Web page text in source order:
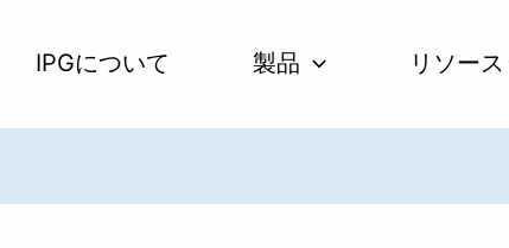
IPGについて 製品 リソース